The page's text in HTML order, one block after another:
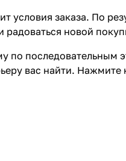
заказа. По
радоваться новой
последовательным
вас найти. Нажмите